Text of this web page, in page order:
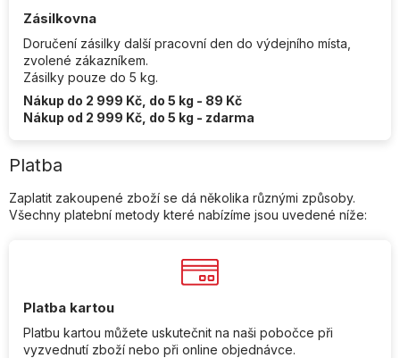
Zásilkovna
Doručení zásilky další pracovní den do výdejního místa,
zvolené zákazníkem.
Zásilky pouze do 5 kg.
Nákup do 2 999 Kč, do 5 kg - 89 Kč
Nákup od 2 999 Kč, do 5 kg - zdarma
Platba
Zaplatit zakoupené zboží se dá několika různými způsoby.
Všechny platební metody které nabízíme jsou uvedené níže:
Platba kartou
Platbu kartou můžete uskutečnit na naši pobočce při
vyzvednutí zboží nebo při online objednávce.